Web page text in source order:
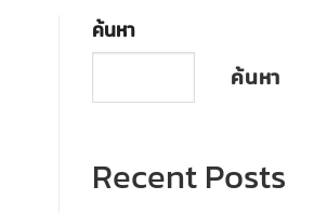
ค้นหา
ค้นหา
Recent Posts